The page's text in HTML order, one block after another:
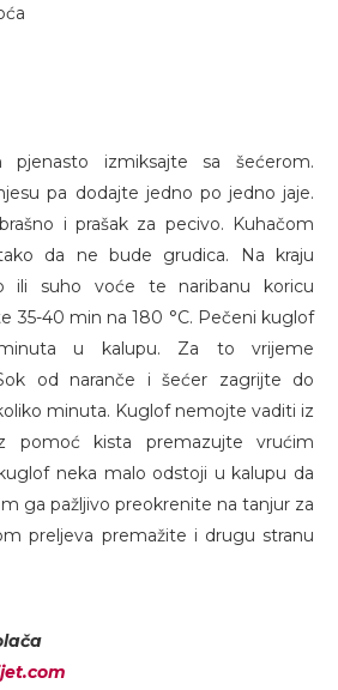
pjenasto izmiksajte sa šećerom.
pa dodajte jedno po jedno jaje.
i prašak za pecivo. Kuhačom
da ne bude grudica. Na kraju
ili suho voće te naribanu koricu
35-40 min na 180 °C. Pečeni kuglof
u kalupu. Za to vrijeme
od naranče i šećer zagrijte do
minuta. Kuglof nemojte vaditi iz
pomoć kista premazujte vrućim
neka malo odstoji u kalupu da
ga pažljivo preokrenite na tanjur za
preljeva premažite i drugu stranu